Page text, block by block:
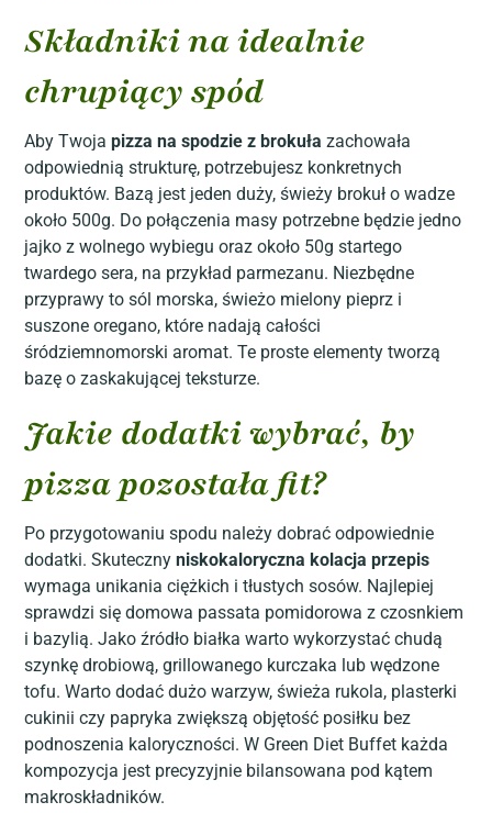
Składniki na idealnie
chrupiący spód
Aby Twojapizza na spodzie z brokuła zachowała
odpowiednią strukturę, potrzebujesz konkretnych
produktów. Bazą jest jeden duży, świeży brokuł o wadze
około 500g. Do połączenia masy potrzebne będzie jedno
jajko z wolnego wybiegu oraz około 50g startego
twardego sera, na przykład parmezanu. Niezbędne
przyprawy to sól morska, świeżo mielony pieprz i
suszone oregano, które nadają całości
śródziemnomorski aromat. Te proste elementy tworzą
bazę o zaskakującej teksturze.
Jakie dodatki wybrać, by
pizza pozostała fit?
Po przygotowaniu spodu należy dobrać odpowiednie
dodatki. Skutecznyniskokaloryczna kolacja przepis
wymaga unikania ciężkich i tłustych sosów. Najlepiej
sprawdzi się domowa passata pomidorowa z czosnkiem
i bazylią. Jako źródło białka warto wykorzystać chudą
szynkę drobiową, grillowanego kurczaka lub wędzone
tofu. Warto dodać dużo warzyw, świeża rukola, plasterki
cukinii czy papryka zwiększą objętość posiłku bez
podnoszenia kaloryczności. W Green Diet Buffet każda
kompozycja jest precyzyjnie bilansowana pod kątem
makroskładników.